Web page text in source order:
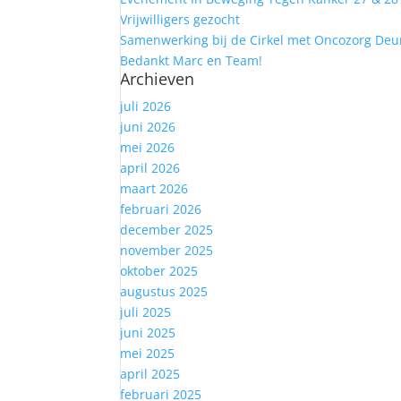
Vrijwilligers gezocht
Samenwerking bij de Cirkel met Oncozorg
Bedankt Marc en Team!
Archieven
juli 2026
juni 2026
mei 2026
april 2026
maart 2026
februari 2026
december 2025
november 2025
oktober 2025
augustus 2025
juli 2025
juni 2025
mei 2025
april 2025
februari 2025